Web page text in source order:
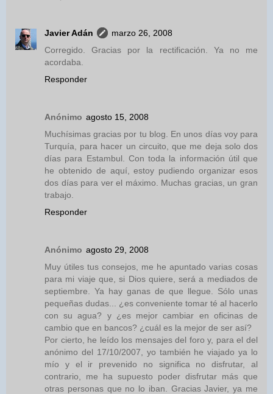
Javier Adán
marzo 26, 2008
Corregido. Gracias por la rectificación. Ya no me
acordaba.
Responder
Anónimo agosto 15, 2008
Muchísimas gracias por tu blog. En unos días voy para
Turquía, para hacer un circuito, que me deja solo dos
días para Estambul. Con toda la información útil que
he obtenido de aquí, estoy pudiendo organizar esos
dos días para ver el máximo. Muchas gracias, un gran
trabajo.
Responder
Anónimo agosto 29, 2008
Muy útiles tus consejos, me he apuntado varias cosas
para mi viaje que, si Dios quiere, será a mediados de
septiembre. Ya hay ganas de que llegue. Sólo unas
pequeñas dudas... ¿es conveniente tomar té al hacerlo
con su agua? y ¿es mejor cambiar en oficinas de
cambio que en bancos? ¿cuál es la mejor de ser así?
Por cierto, he leído los mensajes del foro y, para el del
anónimo del 17/10/2007, yo también he viajado ya lo
mío y el ir prevenido no significa no disfrutar, al
contrario, me ha supuesto poder disfrutar más que
otras personas que no lo iban. Gracias Javier, ya me